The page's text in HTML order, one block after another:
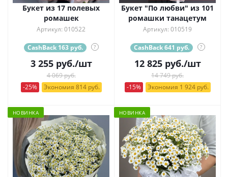
Букет из 17 полевых
ромашек
Артикул: 010522
CashBack 163 руб. ?
3 255руб./шт
4 069 руб.
-25%
Экономия 814 руб.
Букет "По любви" из 101
ромашки танацетум
Артикул: 010519
CashBack 641 руб. ?
12 825руб./шт
14 749 руб.
-15%
Экономия 1 924 руб.
НОВИНКА НОВИНКА